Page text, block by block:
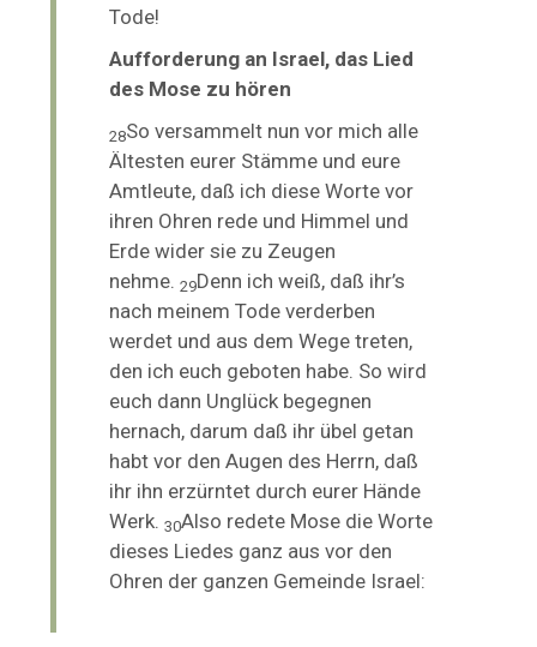
Tode!
Aufforderung an Israel, das Lied
des Mose zu hören
28So versammelt nun vor mich alle
Ältesten eurer Stämme und eure
Amtleute, daß ich diese Worte vor
ihren Ohren rede und Himmel und
Erde wider sie zu Zeugen
nehme.29Denn ich weiß, daß ihr’s
nach meinem Tode verderben
werdet und aus dem Wege treten,
den ich euch geboten habe. So wird
euch dann Unglück begegnen
hernach, darum daß ihr übel getan
habt vor den Augen des Herrn, daß
ihr ihn erzürntet durch eurer Hände
Werk.30Also redete Mose die Worte
dieses Liedes ganz aus vor den
Ohren der ganzen Gemeinde Israel: